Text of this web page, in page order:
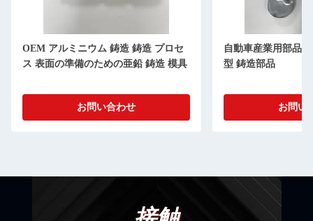
OEM アルミニウム 鋳造 鋳造 プロセ
ス 表面の準備のための亜鉛 鋳造 模具
お問い合わせ
自動車産業用部品
型 鋳造部品
お問い